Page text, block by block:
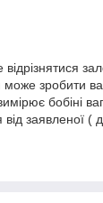
зробити
бобіні
від заявленої (